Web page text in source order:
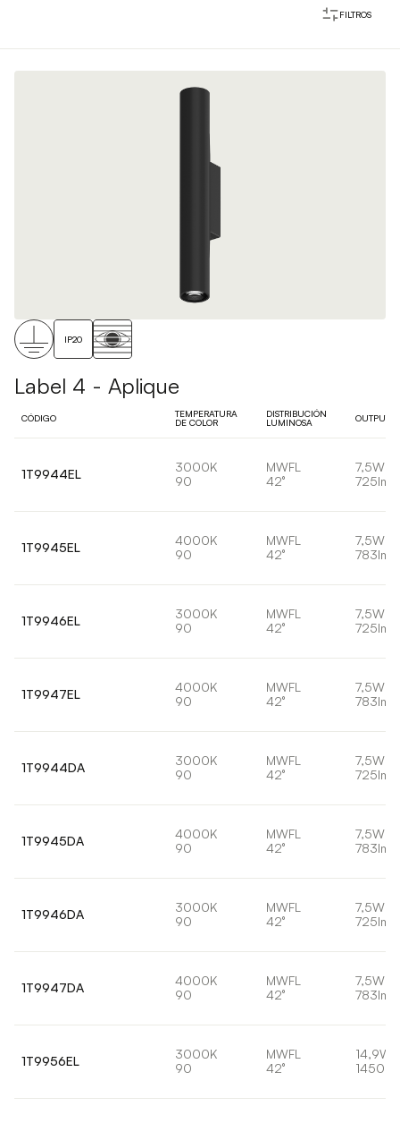
FILTROS
IP20
Label 4 - Aplique
CÓDIGO
TEMPERATURA
DE COLOR
DISTRIBUCIÓN
LUMINOSA
OUTPUT
1T9944EL
3000K
90
MWFL
42°
7,5W
725lm
1T9945EL
4000K
90
MWFL
42°
7,5W
783lm
1T9946EL
3000K
90
MWFL
42°
7,5W
725lm
1T9947EL
4000K
90
MWFL
42°
7,5W
783lm
1T9944DA
3000K
90
MWFL
42°
7,5W
725lm
1T9945DA
4000K
90
MWFL
42°
7,5W
783lm
1T9946DA
3000K
90
MWFL
42°
7,5W
725lm
1T9947DA
4000K
90
MWFL
42°
7,5W
783lm
1T9956EL
3000K
90
MWFL
42°
14,9W
1450lm